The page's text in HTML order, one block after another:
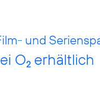
und
O2 erhältlich